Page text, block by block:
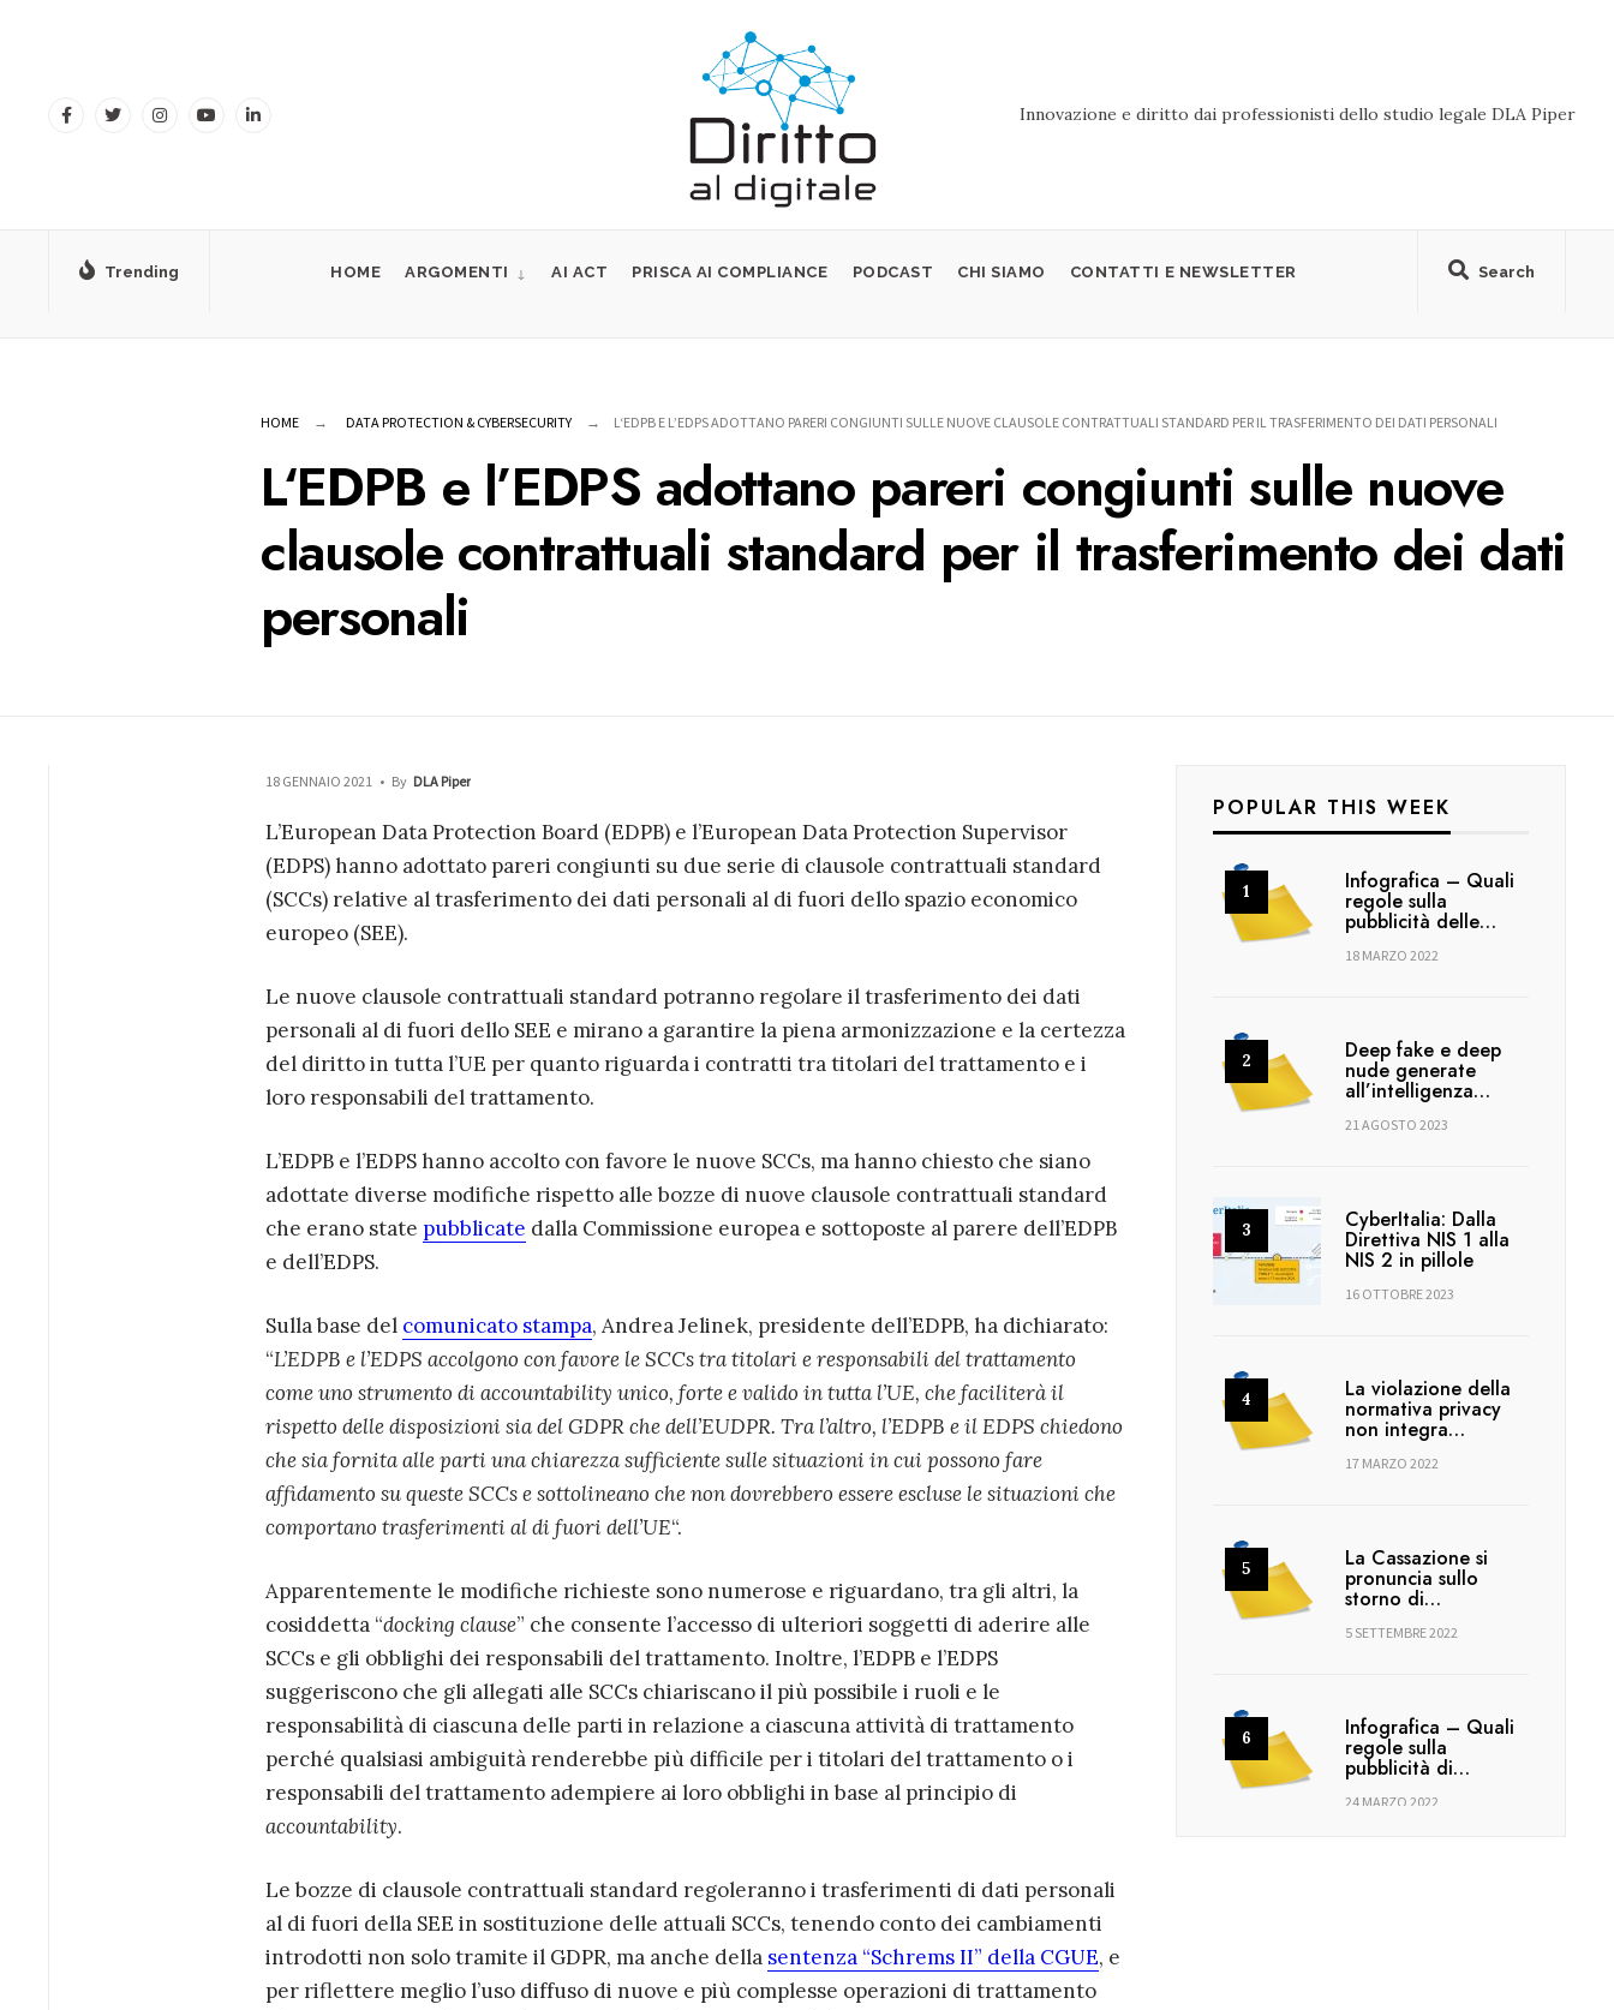
Innovazione e diritto dai professionisti dello studio legale DLA Piper
Trending Search
HOME ARGOMENTI AI ACT PRISCA AI COMPLIANCE PODCAST CHI SIAMO CONTATTI E NEWSLETTER
HOME DATA PROTECTION & CYBERSECURITY L‘EDPB E L’EDPS ADOTTANO PARERI CONGIUNTI SULLE NUOVE CLAUSOLE CONTRATTUALI STANDARD PER IL TRASFERIMENTO DEI DATI PERSONALI
L‘EDPB e l’EDPS adottano pareri congiunti sulle nuove
clausole contrattuali standard per il trasferimento dei dati
personali
18 GENNAIO 2021 • By DLA Piper
L’European Data Protection Board (EDPB) e l’European Data Protection Supervisor
(EDPS) hanno adottato pareri congiunti su due serie di clausole contrattuali standard
(SCCs) relative al trasferimento dei dati personali al di fuori dello spazio economico
europeo (SEE).
Le nuove clausole contrattuali standard potranno regolare il trasferimento dei dati
personali al di fuori dello SEE e mirano a garantire la piena armonizzazione e la certezza
del diritto in tutta l’UE per quanto riguarda i contratti tra titolari del trattamento e i
loro responsabili del trattamento.
L’EDPB e l’EDPS hanno accolto con favore le nuove SCCs, ma hanno chiesto che siano
adottate diverse modifiche rispetto alle bozze di nuove clausole contrattuali standard
che erano state pubblicate dalla Commissione europea e sottoposte al parere dell’EDPB
e dell’EDPS.
Sulla base del comunicato stampa, Andrea Jelinek, presidente dell’EDPB, ha dichiarato:
“L’EDPB e l’EDPS accolgono con favore le SCCs tra titolari e responsabili del trattamento
come uno strumento di accountability unico, forte e valido in tutta l’UE, che faciliterà il
rispetto delle disposizioni sia del GDPR che dell’EUDPR. Tra l’altro, l’EDPB e il EDPS chiedono
che sia fornita alle parti una chiarezza sufficiente sulle situazioni in cui possono fare
affidamento su queste SCCs e sottolineano che non dovrebbero essere escluse le situazioni che
comportano trasferimenti al di fuori dell’UE“.
Apparentemente le modifiche richieste sono numerose e riguardano, tra gli altri, la
cosiddetta “docking clause” che consente l’accesso di ulteriori soggetti di aderire alle
SCCs e gli obblighi dei responsabili del trattamento. Inoltre, l’EDPB e l’EDPS
suggeriscono che gli allegati alle SCCs chiariscano il più possibile i ruoli e le
responsabilità di ciascuna delle parti in relazione a ciascuna attività di trattamento
perché qualsiasi ambiguità renderebbe più difficile per i titolari del trattamento o i
responsabili del trattamento adempiere ai loro obblighi in base al principio di
accountability.
Le bozze di clausole contrattuali standard regoleranno i trasferimenti di dati personali
al di fuori della SEE in sostituzione delle attuali SCCs, tenendo conto dei cambiamenti
introdotti non solo tramite il GDPR, ma anche della sentenza “Schrems II” della CGUE, e
per riflettere meglio l’uso diffuso di nuove e più complesse operazioni di trattamento
POPULAR THIS WEEK
Infografica – Quali
regole sulla
pubblicità delle…
18 MARZO 2022
Deep fake e deep
nude generate
all’intelligenza…
21 AGOSTO 2023
CyberItalia: Dalla
Direttiva NIS 1 alla
NIS 2 in pillole
16 OTTOBRE 2023
La violazione della
normativa privacy
non integra…
17 MARZO 2022
La Cassazione si
pronuncia sullo
storno di…
5 SETTEMBRE 2022
Infografica – Quali
regole sulla
pubblicità di…
24 MARZO 2022